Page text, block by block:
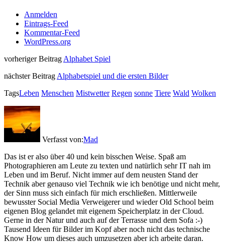
Anmelden
Eintrags-Feed
Kommentar-Feed
WordPress.org
vorheriger Beitrag Alphabet Spiel
nächster Beitrag Alphabetspiel und die ersten Bilder
TagsLeben Menschen Mistwetter Regen sonne Tiere Wald Wolken
Verfasst von:Mad
Das ist er also über 40 und kein bisschen Weise. Spaß am
Photographieren am Leute zu texten und natürlich sehr IT nah im
Leben und im Beruf. Nicht immer auf dem neusten Stand der
Technik aber genauso viel Technik wie ich benötige und nicht mehr,
der Sinn muss sich einfach für mich erschließen. Mittlerweile
bewusster Social Media Verweigerer und wieder Old School beim
eigenen Blog gelandet mit eigenem Speicherplatz in der Cloud.
Gerne in der Natur und auch auf der Terrasse und dem Sofa :-)
Tausend Ideen für Bilder im Kopf aber noch nicht das technische
Know How um dieses auch umzusetzen aber ich arbeite daran.